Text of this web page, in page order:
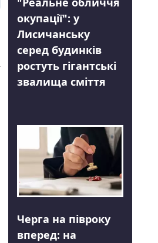
окупації": у
Лисичанську
серед будинків
ростуть гігантські
звалища сміття
Черга на півроку
вперед: на